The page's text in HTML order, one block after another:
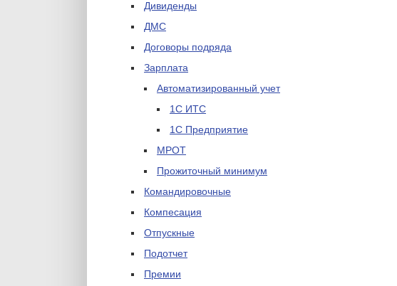
Дивиденды
ДМС
Договоры подряда
Зарплата
Автоматизированный учет
1С ИТС
1С Предприятие
МРОТ
Прожиточный минимум
Командировочные
Компесация
Отпускные
Подотчет
Премии